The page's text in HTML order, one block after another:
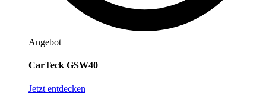
Angebot
CarTeck GSW40
Jetzt entdecken